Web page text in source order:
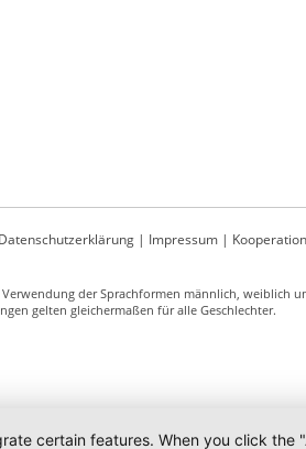
Datenschutzerklärung| Impressum|
der Sprachformen männlich, weiblich
gelten gleichermaßen für alle Geschlechter.
certain features. When you click